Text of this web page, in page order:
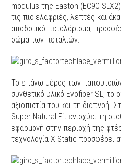
modulus της Easton (EC90
τις πιο ελαφριές, λεπτές και
αποδοτικό πεταλάρισμα,
σώμα των πεταλιών.
Το επάνω μέρος των
συνθετικό υλικό Evofiber SL, το
αξιοπιστία του και τη διαπνοή.
Super Natural Fit ενισχύει τη
εφαρμογή στην περιοχή της
τεχνολογία X-Static προσφέρει